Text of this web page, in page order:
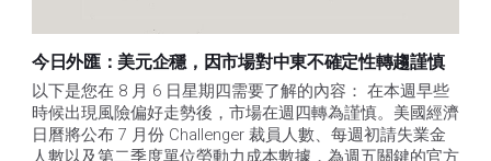
今日外匯：美元企穩，因市場對中東不確定性轉趨謹慎
以下是您在 8 月 6 日星期四需要了解的內容： 在本週早些
時候出現風險偏好走勢後，市場在週四轉為謹慎。美國經濟
日曆將公布 7 月份 Challenger 裁員人數、每週初請失業金
人數以及第二季度單位勞動力成本數據，為週五關鍵的官方